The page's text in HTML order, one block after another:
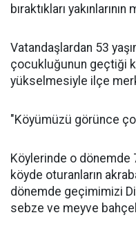
bıraktıkları
Vatandaşlardan 53
çocukluğunun geçtiği
yükselmesiyle ilçe
"Köyümüzü görünce
Köylerinde o dönemde
köyde oturanların
dönemde geçimimizi
sebze ve meyve